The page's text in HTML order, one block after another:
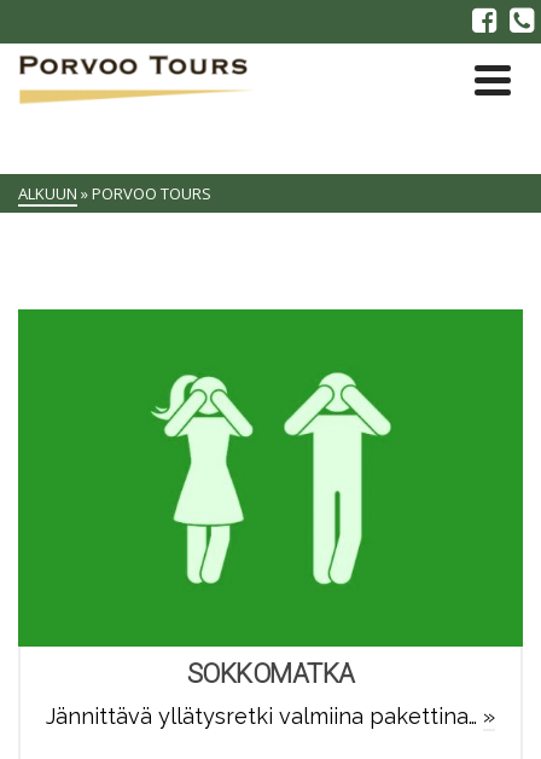
ALKUUN »PORVOO TOURS
SOKKOMATKA
Jännittävä yllätysretki valmiina pakettina… »